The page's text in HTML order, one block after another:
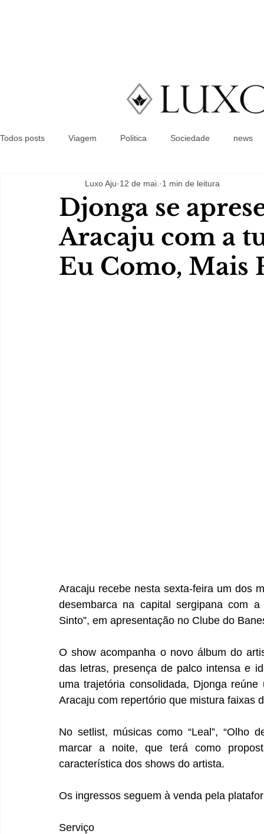
Todos posts Viagem Politica Sociedade news
Djonga se
Aracaju com a
Eu Como, Mais
Luxo Aju 12 de mai. 1 min de leitura
Aracaju recebe nesta sexta-feira um dos
desembarca na capital sergipana com
Sinto”, em apresentação no Clube do
O show acompanha o novo álbum do
das letras, presença de palco intensa e
uma trajetória consolidada, Djonga
Aracaju com repertório que mistura faixas
No setlist, músicas como “Leal”, “Olho
marcar a noite, que terá como
característica dos shows do artista.
Os ingressos seguem à venda pela
Serviço